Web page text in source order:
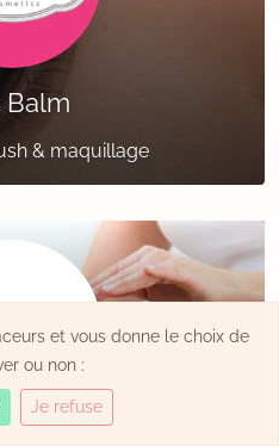
Balm
& maquillage
et vous donne le choix de
ou non :
Je refuse